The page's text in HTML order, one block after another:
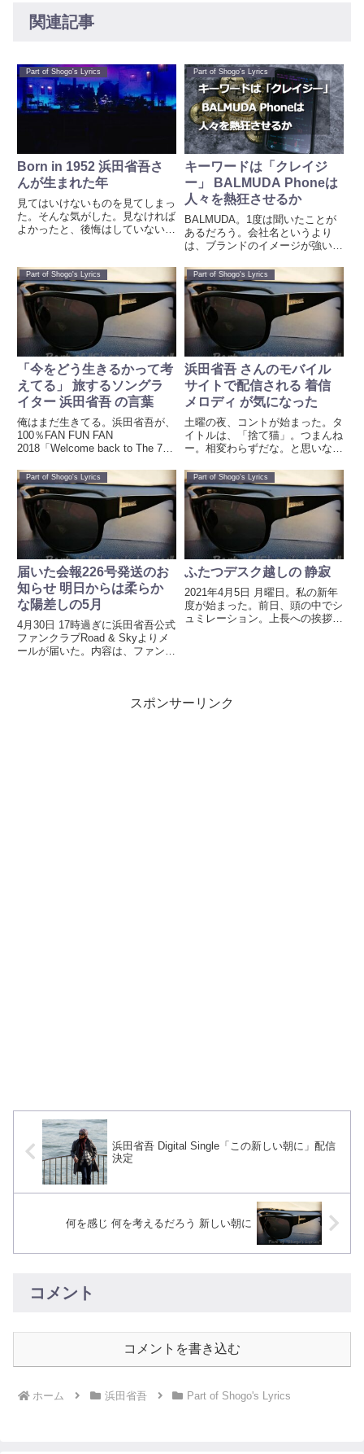
関連記事
Part of Shogo's Lyrics
Born in 1952 浜田省吾さ
んが生まれた年
見てはいけないものを見てしまっ
た。そんな気がした。見なければ
よかったと、後悔はしていない。
ってきた。マッターホーンは
1952年創業。浜田省吾さんが生
まれた年に創業したということ
で、...
Part of Shogo's Lyrics
キーワードは「クレイジ
ー」 BALMUDA Phoneは
人々を熱狂させるか
BALMUDA。1度は聞いたことが
あるだろう。会社名というより
は、ブランドのイメージが強いか
思いだすのは、扇風機。The
GreenFan。DCモーターを使っ
た、体にやさしい風を再現。
39,600円（税込）...
Part of Shogo's Lyrics
「今をどう生きるかって考
えてる」 旅するソングラ
イター 浜田省吾 の言葉
俺はまだ生きてる。浜田省吾が、
100％FAN FUN FAN
2018「Welcome back to The 70's
1975 君が人生の時～Time of
Your Life...
Part of Shogo's Lyrics
浜田省吾 さんのモバイル
サイトで配信される 着信
メロディ が気になった
土曜の夜、コントが始まった。タ
イトルは、「捨て猫」。つまんね
ー。相変わらずだな。と思いなが
た。このドラマだけは、リアルタ
イムで観ている。観ている時間
は、スマホもいじらない。そし
て、ラストでは毎回心を打たれて
しまう...
Part of Shogo's Lyrics
届いた会報226号発送のお
知らせ 明日からは柔らか
な陽差しの5月
4月30日 17時過ぎに浜田省吾公式
ファンクラブRoad & Skyよりメ
ールが届いた。内容は、ファンク
東京近郊なのに届くのは遅い。配
Part of Shogo's Lyrics
ふたつデスク越しの 静寂
2021年4月5日 月曜日。私の新年
度が始まった。前日、頭の中でシ
ュミレーション。上長への挨拶を
スポンサーリンク
浜田省吾 Digital Single「この新しい朝に」配信
決定
何を感じ 何を考えるだろう 新しい朝に
コメント
コメントを書き込む
ホーム 浜田省吾 Part of Shogo's Lyrics